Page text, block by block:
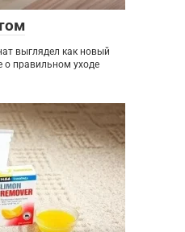
выглядел как новый
о правильном уходе